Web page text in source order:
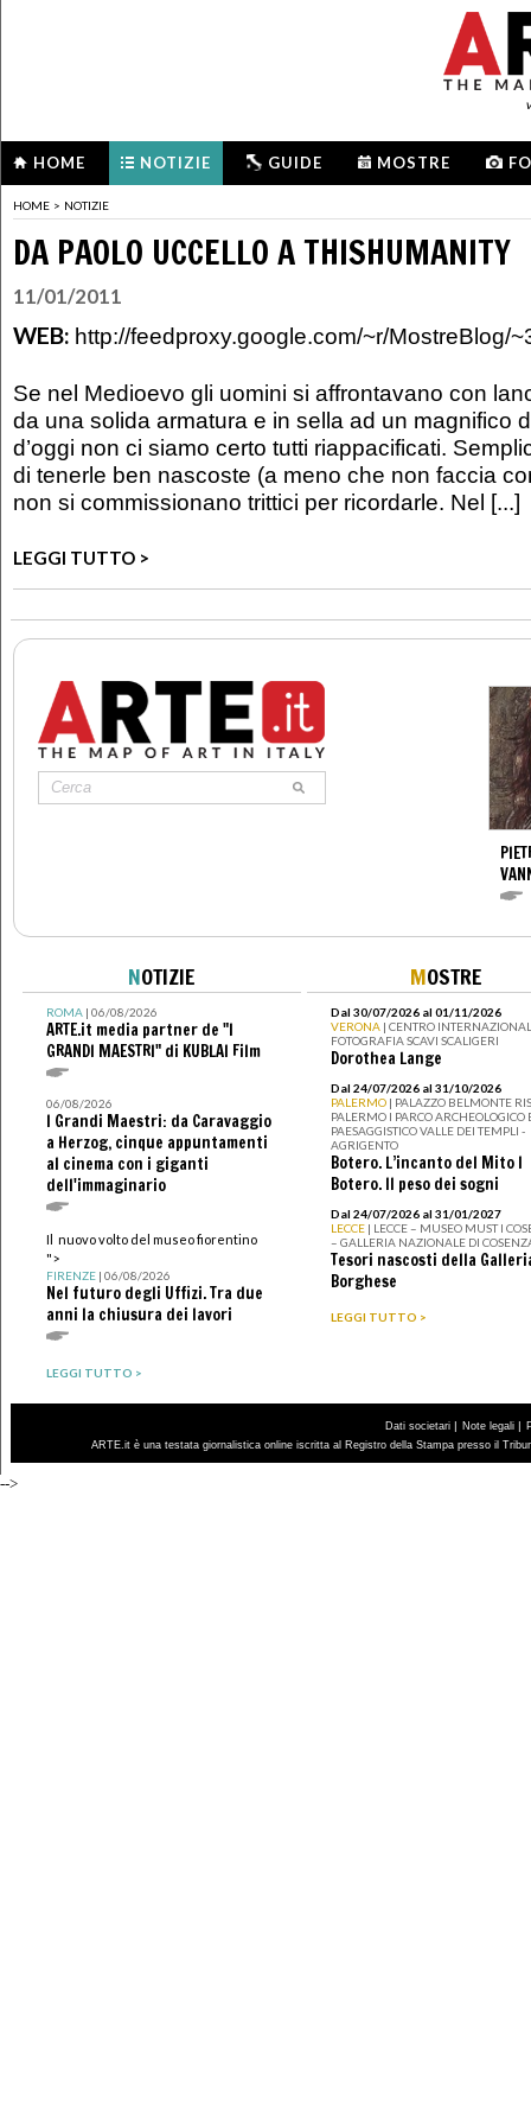
HOME NOTIZIE GUIDE MOSTRE
HOME > NOTIZIE
DA PAOLO UCCELLO A THISHUMANITY
11/01/2011
WEB: http://feedproxy.google.com/~r/MostreBlog/
Se nel Medioevo gli uomini si affrontavano con
da una solida armatura e in sella ad un magnifico
d’oggi non ci siamo certo tutti riappacificati.
di tenerle ben nascoste (a meno che non faccia
non si commissionano trittici per ricordarle. Nel [...]
LEGGI TUTTO >
NOTIZIE
ROMA| 06/08/2026
ARTE.it media partner de "I
GRANDI MAESTRI" di KUBLAI Film
06/08/2026
I Grandi Maestri: da Caravaggio
a Herzog, cinque appuntamenti
al cinema con i giganti
dell'immaginario
Il nuovo volto del museo fiorentino
">
FIRENZE| 06/08/2026
Nel futuro degli Uffizi. Tra due
anni la chiusura dei lavori
LEGGI TUTTO >
MOSTRE
Dal 30/07/2026 al 01/11/2026
VERONA | CENTRO
FOTOGRAFIA SCAVI SCALIGERI
Dorothea Lange
Dal 24/07/2026 al 31/10/2026
PALERMO | PALAZZO BELMONTE
PALERMO I PARCO ARCHEOLOGICO
PAESAGGISTICO VALLE DEI TEMPLI -
AGRIGENTO
Botero. L’incanto del Mito I
Botero. Il peso dei sogni
Dal 24/07/2026 al 31/01/2027
LECCE | LECCE – MUSEO MUST I
– GALLERIA NAZIONALE DI
Tesori nascosti della
Borghese
LEGGI TUTTO >
Dati societari | Note legali |
ARTE.it è una testata giornalistica online iscritta al Registro della Stampa presso il
-->